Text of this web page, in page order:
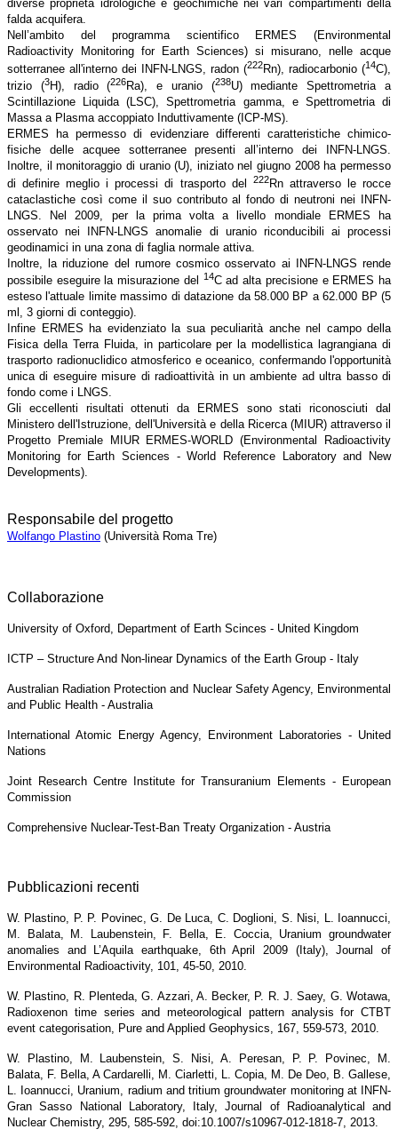
diverse proprietà idrologiche e geochimiche nei vari compartimenti della
falda acquifera.
Nell’ambito del programma scientifico ERMES (Environmental
Radioactivity Monitoring for Earth Sciences) si misurano, nelle acque
sotterranee all'interno dei INFN-LNGS, radon (222Rn), radiocarbonio (14C),
trizio (3H), radio (226Ra), e uranio (238U) mediante Spettrometria a
Scintillazione Liquida (LSC), Spettrometria gamma, e Spettrometria di
Massa a Plasma accoppiato Induttivamente (ICP-MS).
ERMES ha permesso di evidenziare differenti caratteristiche chimico-
fisiche delle acquee sotterranee presenti all’interno dei INFN-LNGS.
Inoltre, il monitoraggio di uranio (U), iniziato nel giugno 2008 ha permesso
di definire meglio i processi di trasporto del
222Rn attraverso le rocce
cataclastiche così come il suo contributo al fondo di neutroni nei INFN-
LNGS. Nel 2009, per la prima volta a livello mondiale ERMES ha
osservato nei INFN-LNGS anomalie di uranio riconducibili ai processi
geodinamici in una zona di faglia normale attiva.
Inoltre, la riduzione del rumore cosmico osservato ai INFN-LNGS rende
possibile eseguire la misurazione del
14C ad alta precisione e ERMES ha
esteso l'attuale limite massimo di datazione da 58.000 BP a 62.000 BP (5
ml, 3 giorni di conteggio).
Infine ERMES ha evidenziato la sua peculiarità anche nel campo della
Fisica della Terra Fluida, in particolare per la modellistica lagrangiana di
trasporto radionuclidico atmosferico e oceanico, confermando l'opportunità
unica di eseguire misure di radioattività in un ambiente ad ultra basso di
fondo come i LNGS.
Gli eccellenti risultati ottenuti da ERMES sono stati riconosciuti dal
Ministero dell'Istruzione, dell'Università e della Ricerca (MIUR) attraverso il
Progetto Premiale MIUR ERMES-WORLD (Environmental Radioactivity
Monitoring for Earth Sciences - World Reference Laboratory and New
Developments).
Responsabile del progetto
Wolfango Plastino (Università Roma Tre)
Collaborazione
University of Oxford, Department of Earth Scinces - United Kingdom
ICTP – Structure And Non-linear Dynamics of the Earth Group - Italy
Australian Radiation Protection and Nuclear Safety Agency, Environmental
and Public Health - Australia
International Atomic Energy Agency, Environment Laboratories - United
Nations
Joint Research Centre Institute for Transuranium Elements - European
Commission
Comprehensive Nuclear-Test-Ban Treaty Organization - Austria
Pubblicazioni recenti
W. Plastino, P. P. Povinec, G. De Luca, C. Doglioni, S. Nisi, L. Ioannucci,
M. Balata, M. Laubenstein, F. Bella, E. Coccia, Uranium groundwater
anomalies and L’Aquila earthquake, 6th April 2009 (Italy), Journal of
Environmental Radioactivity, 101, 45-50, 2010.
W. Plastino, R. Plenteda, G. Azzari, A. Becker, P. R. J. Saey, G. Wotawa,
Radioxenon time series and meteorological pattern analysis for CTBT
event categorisation, Pure and Applied Geophysics, 167, 559-573, 2010.
W. Plastino, M. Laubenstein, S. Nisi, A. Peresan, P. P. Povinec, M.
Balata, F. Bella, A Cardarelli, M. Ciarletti, L. Copia, M. De Deo, B. Gallese,
L. Ioannucci, Uranium, radium and tritium groundwater monitoring at INFN-
Gran Sasso National Laboratory, Italy, Journal of Radioanalytical and
Nuclear Chemistry, 295, 585-592, doi:10.1007/s10967-012-1818-7, 2013.